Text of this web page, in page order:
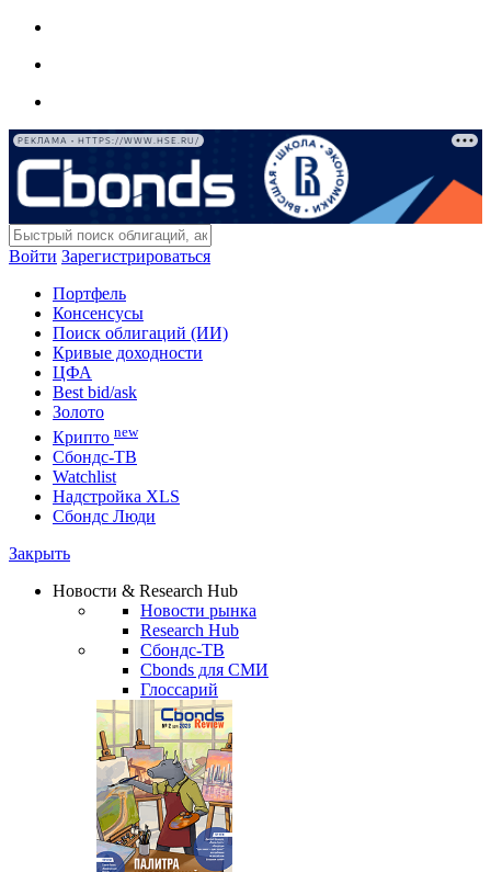
РЕКЛАМА • HTTPS://WWW.HSE.RU/
Войти Зарегистрироваться
Портфель
Консенсусы
Поиск облигаций (ИИ)
Кривые доходности
ЦФА
Best bid/ask
Золото
Крипто new
Сбондс-ТВ
Watchlist
Надстройка XLS
Сбондс Люди
Закрыть
Новости & Research Hub
Новости рынка
Research Hub
Сбондс-ТВ
Cbonds для СМИ
Глоссарий